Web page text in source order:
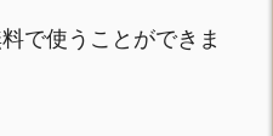
で使うことができま